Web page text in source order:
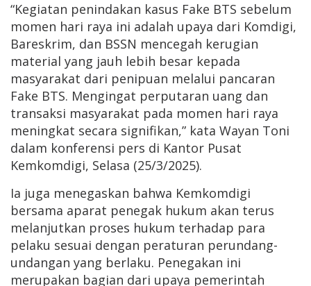
“Kegiatan penindakan kasus Fake BTS sebelum
momen hari raya ini adalah upaya dari Komdigi,
Bareskrim, dan BSSN mencegah kerugian
material yang jauh lebih besar kepada
masyarakat dari penipuan melalui pancaran
Fake BTS. Mengingat perputaran uang dan
transaksi masyarakat pada momen hari raya
meningkat secara signifikan,” kata Wayan Toni
dalam konferensi pers di Kantor Pusat
Kemkomdigi, Selasa (25/3/2025).
Ia juga menegaskan bahwa Kemkomdigi
bersama aparat penegak hukum akan terus
melanjutkan proses hukum terhadap para
pelaku sesuai dengan peraturan perundang-
undangan yang berlaku. Penegakan ini
merupakan bagian dari upaya pemerintah